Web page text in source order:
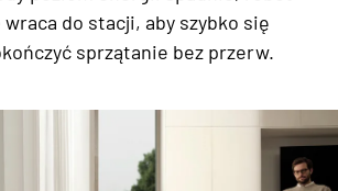
do stacji, aby szybko się
sprzątanie bez przerw.